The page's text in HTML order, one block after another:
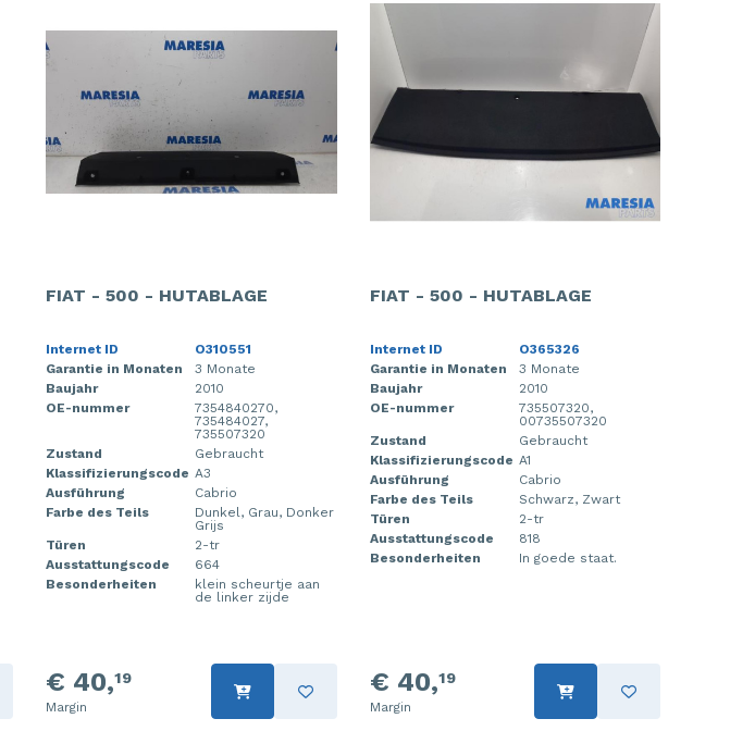
FIAT - 500 - HUTABLAGE
Internet ID
O310551
Garantie in Monaten
3 Monate
Baujahr
2010
OE-nummer
7354840270,
735484027,
735507320
Zustand
Gebraucht
Klassifizierungscode A3
Ausführung
Cabrio
Farbe des Teils
Dunkel, Grau, Donker
Grijs
Türen
2-tr
Ausstattungscode
664
Besonderheiten
klein scheurtje aan
de linker zijde
€ 40,19
Margin
FIAT - 500 - HUTABLAGE
Internet ID
O365326
Garantie in Monaten
3 Monate
Baujahr
2010
OE-nummer
735507320,
00735507320
Zustand
Gebraucht
Klassifizierungscode A1
Ausführung
Cabrio
Farbe des Teils
Schwarz, Zwart
Türen
2-tr
Ausstattungscode
818
Besonderheiten
In goede staat.
€ 40,19
Margin